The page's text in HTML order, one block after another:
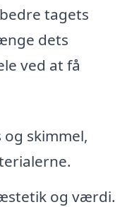
tagets
dets
ved at få
og skimmel,
og værdi.